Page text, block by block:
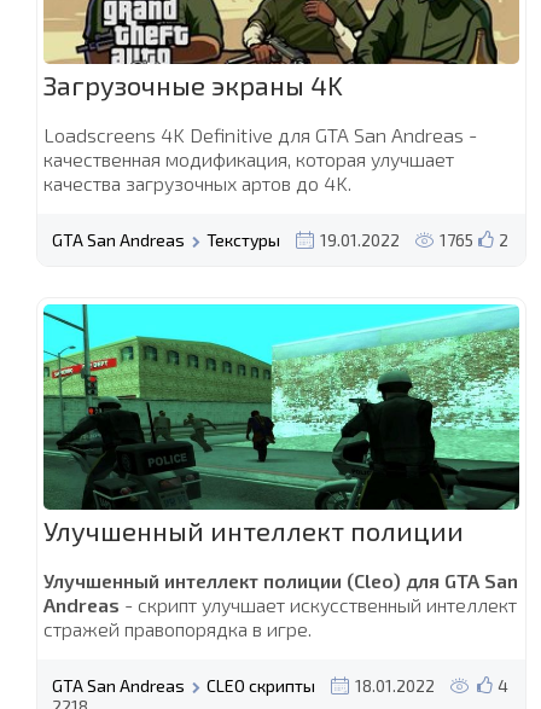
Загрузочные экраны 4K
Loadscreens 4K Definitive для GTA San Andreas -
качественная модификация, которая улучшает
качества загрузочных артов до 4K.
2
GTA San Andreas Текстуры 19.01.2022 1765
Улучшенный интеллект полиции
Улучшенный интеллект полиции (Cleo) для GTA San
Andreas - cкрипт улучшает искусственный интеллект
стражей правопорядка в игре.
4
GTA San Andreas CLEO скрипты
18.01.2022